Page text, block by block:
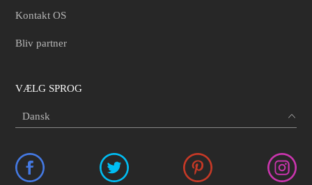
Kontakt OS
Bliv partner
VÆLG SPROG